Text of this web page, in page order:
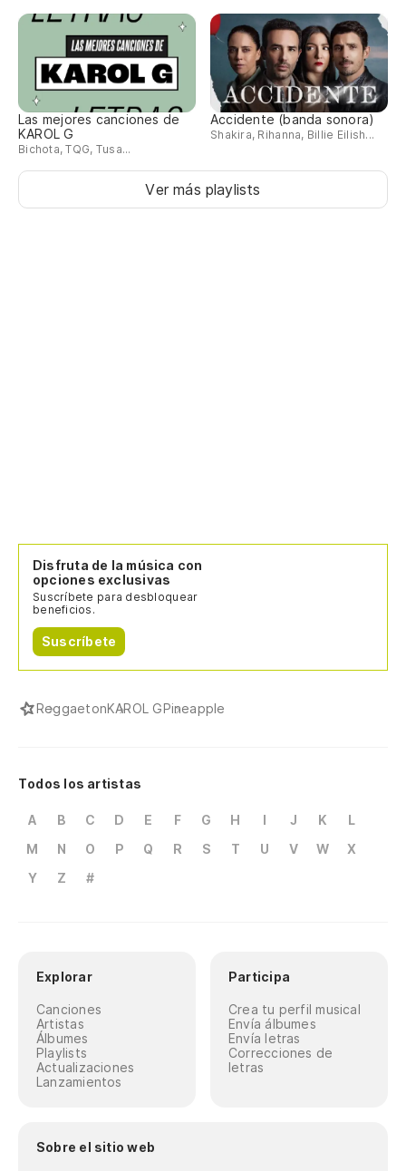
Las mejores canciones de
KAROL G
Bichota, TQG, Tusa...
Accidente (banda sonora)
Shakira, Rihanna, Billie Eilish...
Ver más playlists
Disfruta de la música con
opciones exclusivas
Suscríbete para desbloquear
beneficios.
Suscríbete
ReggaetonKAROL GPineapple
Todos los artistas
A B C D E F G H I J K
L
M
N O P Q R S T U V W
X
Y
Z #
Explorar
Canciones
Artistas
Álbumes
Playlists
Actualizaciones
Lanzamientos
Participa
Crea tu perfil musical
Envía álbumes
Envía letras
Correcciones de
letras
Sobre el sitio web